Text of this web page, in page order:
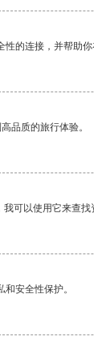
的连接，并帮助你
品质的旅行体验。
可以使用它来查找
安全性保护。